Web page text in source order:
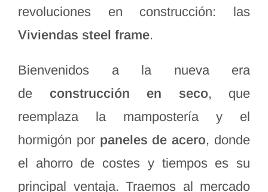
revoluciones en construcción: las
Viviendas steel frame.
Bienvenidos a la nueva era
de construcción en seco, que
reemplaza la mampostería y el
hormigón por paneles de acero, donde
el ahorro de costes y tiempos es su
principal ventaja. Traemos al mercado